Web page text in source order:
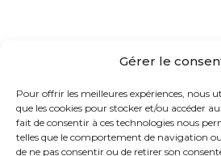
Gérer le
Pour offrir les meilleures expériences, nous
que les cookies pour stocker et/ou accéder
fait de consentir à ces technologies nous
telles que le comportement de navigation
de ne pas consentir ou de retirer son